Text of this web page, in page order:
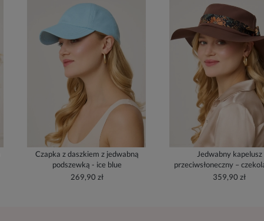
Czapka z daszkiem z jedwabną
podszewką - ice blue
269,90 zł
Jedwabny kapelusz
przeciwsłoneczny –
359,90 zł